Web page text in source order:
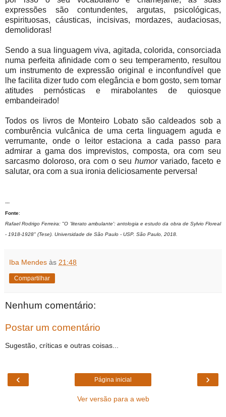
expressões são contundentes, argutas, psicológicas,
espirituosas, cáusticas, incisivas, mordazes, audaciosas,
demolidoras!
Sendo a sua linguagem viva, agitada, colorida, consorciada
numa perfeita afinidade com o seu temperamento, resultou
um instrumento de expressão original e inconfundível que
lhe facilita dizer tudo com elegância e bom gosto, sem tomar
atitudes pernósticas e mirabolantes de quiosque
embandeirado!
Todos os livros de Monteiro Lobato são caldeados sob a
comburência vulcânica de uma certa linguagem aguda e
verrumante, onde o leitor estaciona a cada passo para
admirar a gama dos imprevistos, composta, ora com seu
sarcasmo doloroso, ora com o seu humorvariado, faceto e
salutar, ora com a sua ironia deliciosamente perversa!
---
Fonte:
Rafael Rodrigo Ferreira: "O 'literato ambulante': antologia e estudo da obra de Sylvio Floreal
- 1918-1928" (Tese). Universidade de São Paulo - USP. São Paulo, 2018.
Iba Mendes às 21:48
Compartilhar
Nenhum comentário:
Postar um comentário
Sugestão, críticas e outras coisas...
‹ ›
Página inicial
Ver versão para a web